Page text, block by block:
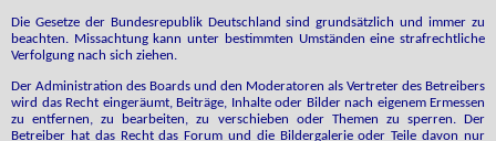
Die Gesetze der Bundesrepublik Deutschland sind grundsätzlich und immer zu
beachten. Missachtung kann unter bestimmten Umständen eine strafrechtliche
Verfolgung nach sich ziehen.
Der Administration des Boards und den Moderatoren als Vertreter des Betreibers
wird das Recht eingeräumt, Beiträge, Inhalte oder Bilder nach eigenem Ermessen
zu entfernen, zu bearbeiten, zu verschieben oder Themen zu sperren. Der
Betreiber hat das Recht das Forum und die Bildergalerie oder Teile davon nur